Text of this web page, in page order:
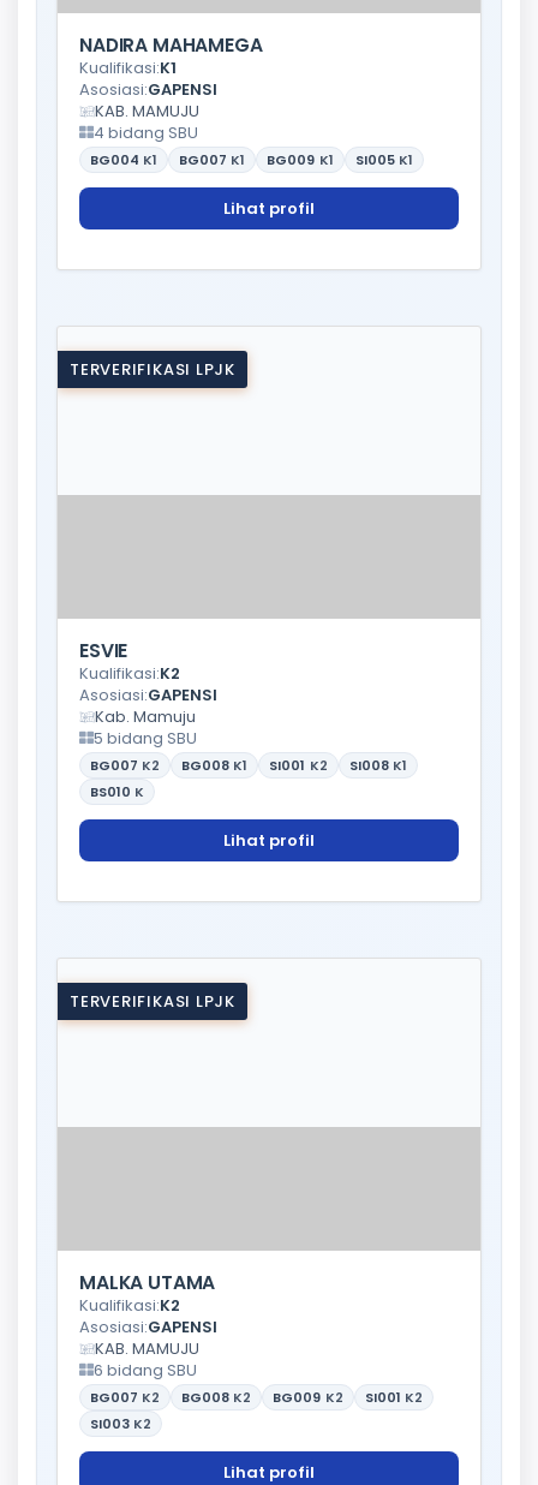
NADIRA MAHAMEGA
Kualifikasi:K1
Asosiasi:GAPENSI
KAB. MAMUJU
4 bidang SBU
BG004 K1 BG007 K1 BG009 K1 SI005 K1
Lihat profil
TERVERIFIKASI LPJK
ESVIE
Kualifikasi:K2
Asosiasi:GAPENSI
Kab. Mamuju
5 bidang SBU
BG007 K2 BG008 K1 SI001 K2 SI008 K1
BS010 K
Lihat profil
TERVERIFIKASI LPJK
MALKA UTAMA
Kualifikasi:K2
Asosiasi:GAPENSI
KAB. MAMUJU
6 bidang SBU
BG007 K2 BG008 K2 BG009 K2 SI001 K2
SI003 K2
Lihat profil